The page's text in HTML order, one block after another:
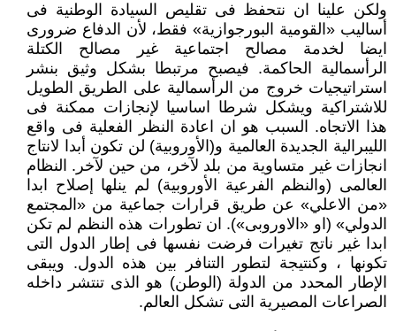
ولكن علينا ان نتحفظ فى تقليص السيادة الوطنية فى
أساليب «القومية البورجوازية» فقط، لأن الدفاع ضرورى
ايضا لخدمة مصالح اجتماعية غير مصالح الكتلة
الرأسمالية الحاكمة. فيصبح مرتبطا بشكل وثيق بنشر
استراتيجيات خروج من الرأسمالية على الطريق الطويل
للاشتراكية ويشكل شرطا اساسيا لإنجازات ممكنة فى
هذا الاتجاه. السبب هو ان اعادة النظر الفعلية فى واقع
الليبرالية الجديدة العالمية و(الأوروبية) لن تكون أبدا لانتاج
انجازات غير متساوية من بلد لآخر، من حين لآخر. النظام
العالمى (والنظم الفرعية الأوروبية) لم ينلها إصلاح ابدا
«من الاعلي» عن طريق قرارات جماعية من «المجتمع
الدولي» (او «الاوروبى»). ان تطورات هذه النظم لم تكن
ابدا غير ناتج تغيرات فرضت نفسها فى إطار الدول التى
تكونها ، وكنتيجة لتطور التنافر بين هذه الدول. ويبقى
الإطار المحدد من الدولة (الوطن) هو الذى تنتشر داخله
الصراعات المصيرية التى تشكل العالم.